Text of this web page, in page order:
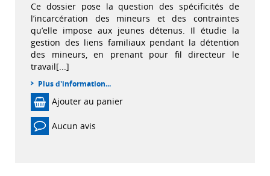
Ce dossier pose la question des spécificités de
l’incarcération des mineurs et des contraintes
qu’elle impose aux jeunes détenus. Il étudie la
gestion des liens familiaux pendant la détention
des mineurs, en prenant pour fil directeur le
travail[...]
Plus d'information...
Ajouter au panier
Aucun avis